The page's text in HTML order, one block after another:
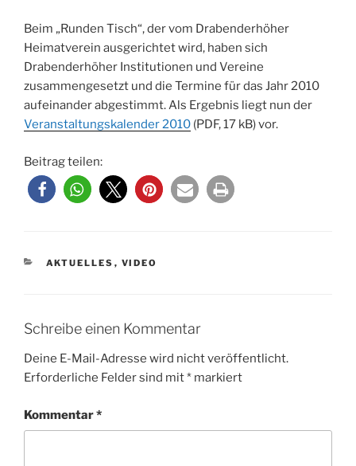
Beim „Runden Tisch“, der vom Drabenderhöher
Heimatverein ausgerichtet wird, haben sich
Drabenderhöher Institutionen und Vereine
zusammengesetzt und die Termine für das Jahr 2010
aufeinander abgestimmt. Als Ergebnis liegt nun der
Veranstaltungskalender 2010 (PDF, 17 kB) vor.
Beitrag teilen:
KATEGORIEN
AKTUELLES , VIDEO
Schreibe einen Kommentar
Deine E-Mail-Adresse wird nicht veröffentlicht.
Erforderliche Felder sind mit* markiert
Kommentar*